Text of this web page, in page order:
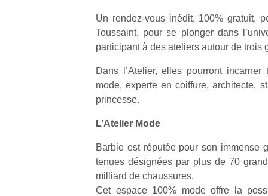
Un rendez-vous inédit, 100% gratuit,
Toussaint, pour se plonger dans
participant à des ateliers autour de trois
Dans l’Atelier, elles pourront
mode, experte en coiffure, architecte,
princesse.
L’Atelier Mode
Barbie est réputée pour son immense
tenues désignées par plus de 70
milliard de chaussures.
Cet espace 100% mode offre la